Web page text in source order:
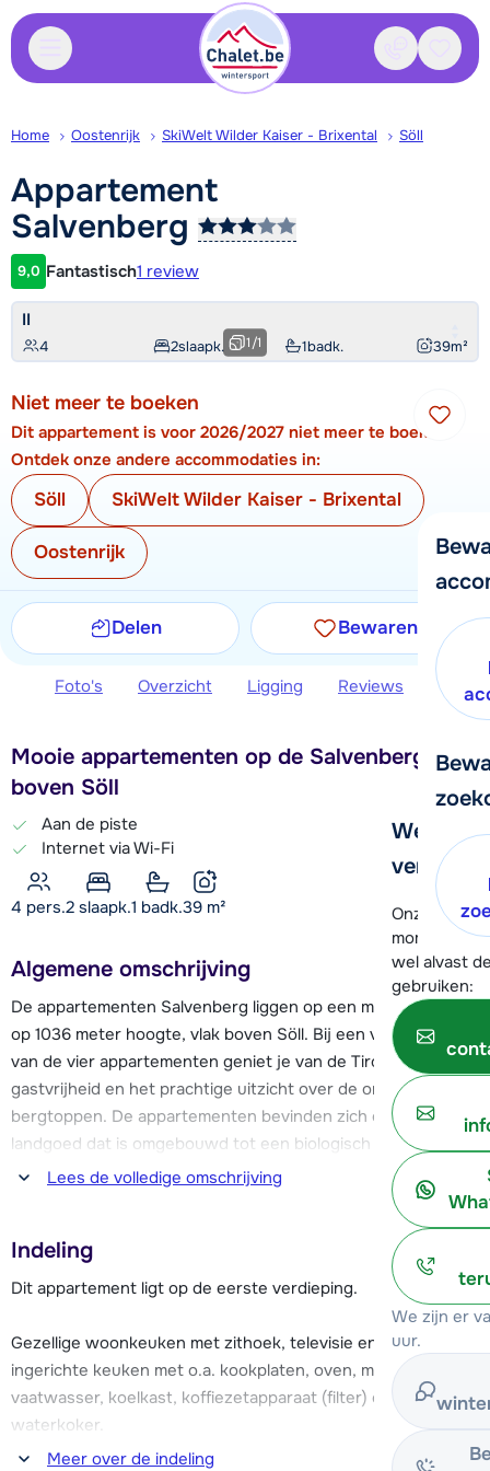
Contact
We
verder!
Onze
moment
wel alvast
gebruiken:
We zijn er
uur.
Home Oostenrijk SkiWelt Wilder Kaiser - Brixental Söll
Appartement
Salvenberg
Klantwaardering
9,0 Fantastisch1 review
II
4 2slaapk. 1badk. 39m²
1/1
Niet meer te boeken
Dit appartement is voor 2026/2027 niet meer te boeken.
Ontdek onze andere accommodaties in:
Söll SkiWelt Wilder Kaiser - Brixental
Oostenrijk
Delen Bewaren
Foto's Overzicht Ligging Reviews Extra
Mooie appartementen op de Salvenberg, vlak
boven Söll
Aan de piste
Internet via Wi-Fi
4 pers.2 slaapk.1 badk.39 m²
Algemene omschrijving
De appartementen Salvenberg liggen op een mooie locatie
op 1036 meter hoogte, vlak boven Söll. Bij een verblijf in één
van de vier appartementen geniet je van de Tiroolse
gastvrijheid en het prachtige uitzicht over de omliggende
bergtoppen. De appartementen bevinden zich op een
landgoed dat is omgebouwd tot een biologisch
landbouwbedrijf.
De appartementen Salvenberg liggen vrijwel in het skigebied
en bij voldoende sneeuw is het mogelijk om via een skipad,
dat nagenoeg langs het huis loopt, de dalafdaling te
Hexenwassergondel in Söll. Een andere mogelijkheid is om
naar de lift rijden (1200 meter, ca. 5 minuutjes).
Het centrum van Söll ligt op ca. 4 km afstand van de
Lees de volledige omschrijving
Indeling
Dit appartement ligt op de eerste verdieping.
Gezellige woonkeuken met zithoek, televisie en volledig
ingerichte keuken met o.a. kookplaten, oven, magnetron,
vaatwasser, koelkast, koffiezetapparaat (filter) en
waterkoker.
Meer over de indeling